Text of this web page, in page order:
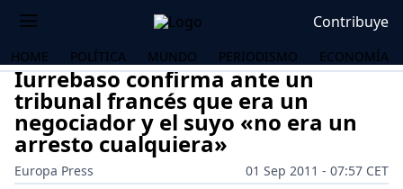
Contribuye
HOME POLÍTICA MUNDO PERIODISMO ECONOMÍA
Iurrebaso confirma ante un
tribunal francés que era un
negociador y el suyo «no era un
arresto cualquiera»
Europa Press
01 Sep 2011 - 07:57 CET